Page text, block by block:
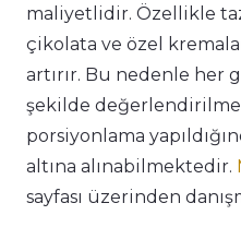
maliyetlidir. Özellikle
çikolata ve özel
artırır. Bu nedenle her
şekilde
porsiyonlama
altına alınabilmektedir.
sayfası üzerinden